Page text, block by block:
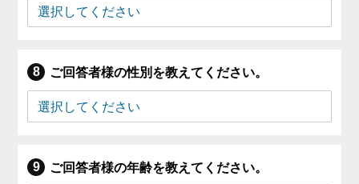
ご回答者様の性別を教えてください。
ご回答者様の年齢を教えてください。